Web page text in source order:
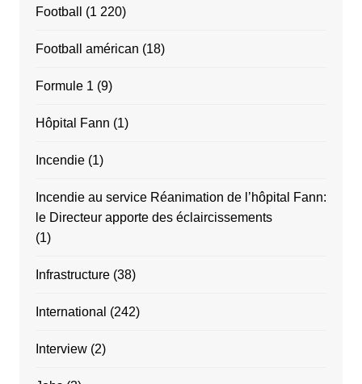
Football (1 220)
Football américan (18)
Formule 1 (9)
Hôpital Fann (1)
Incendie(1)
Incendie au service Réanimation de l’hôpital Fann:
le Directeur apporte des éclaircissements
(1)
Infrastructure(38)
International (242)
Interview(2)